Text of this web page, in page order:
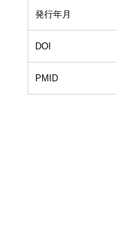
発行年月
DOI
PMID